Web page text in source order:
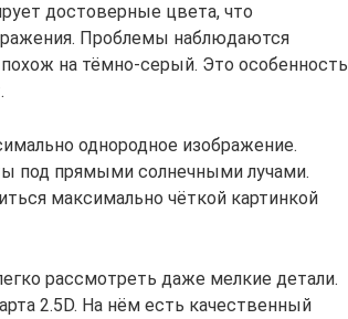
достоверные цвета, что
Проблемы наблюдаются
на тёмно-серый. Это особенность
однородное изображение.
под прямыми солнечными лучами.
максимально чёткой картинкой
рассмотреть даже мелкие детали.
2.5D. На нём есть качественный